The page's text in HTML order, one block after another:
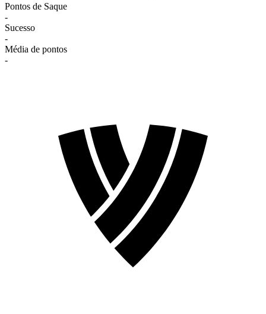
Pontos de Saque
-
Sucesso
-
Média de pontos
-